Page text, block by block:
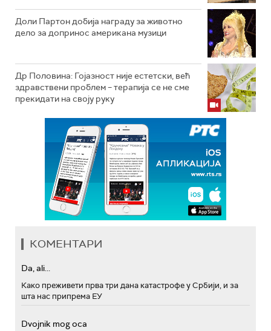
Доли Партон добија награду за животно
дело за допринос американа музици
Др Половина: Гојазност није естетски, већ
здравствени проблем – терапија се не сме
прекидати на своју руку
КОМЕНТАРИ
Da, ali...
Како преживети прва три дана катастрофе у Србији, и за
шта нас припрема ЕУ
Dvojnik mog oca